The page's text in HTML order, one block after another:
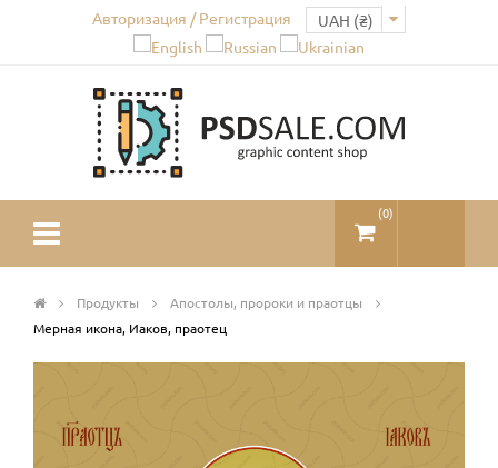
Авторизация / Регистрация
(0)
Продукты
Апостолы, пророки и праотцы
Мерная икона, Иаков, праотец